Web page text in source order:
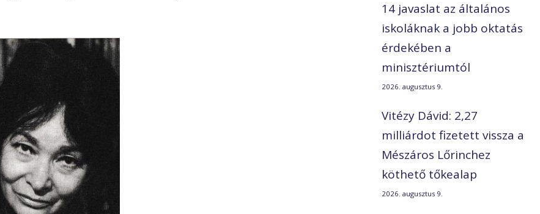
14 javaslat az általános
iskoláknak a jobb oktatás
érdekében a
minisztériumtól
2026. augusztus 9.
Vitézy Dávid: 2,27
milliárdot fizetett vissza a
Mészáros Lőrinchez
köthető tőkealap
2026. augusztus 9.